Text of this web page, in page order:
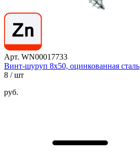
Арт. WN00017733
Винт-шуруп 8х50, оцинкованная сталь
8 / шт
руб.